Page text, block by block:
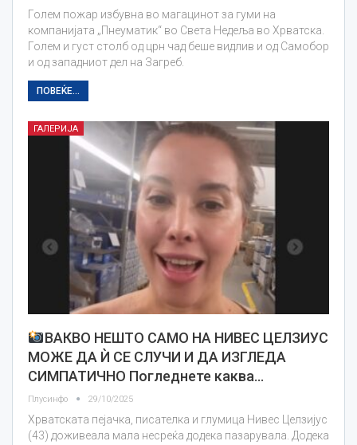
Голем пожар избувна во магацинот за гуми на
компанијата „Пнеуматик“ во Света Недеља во Хрватска.
Голем и густ столб од црн чад беше видлив и од Самобор
и од западниот дел на Загреб.
ПОВЕЌЕ...
ГАЛЕРИЈА
ВАКВО НЕШТО САМО НА НИВЕС ЦЕЛЗИУС
МОЖЕ ДА Ѝ СЕ СЛУЧИ И ДА ИЗГЛЕДА
СИМПАТИЧНО Погледнете каква…
Плусинфо 29/10/2025
Хрватската пејачка, писателка и глумица Нивес Целзијус
(43) доживеала мала несреќа додека пазарувала. Додека